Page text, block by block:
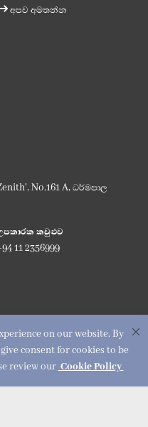
on our website. By
consent for cookies to be
review our Cookie Policy
අපව අමතන්න
No.161 A, ධර්මපාල
කවුළුව
11 2356999